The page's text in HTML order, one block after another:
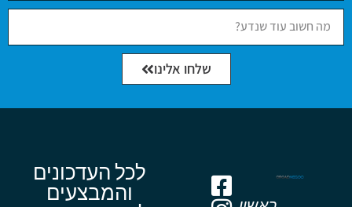
שלחו אלינו
לכל העדכונים
והמבצעים